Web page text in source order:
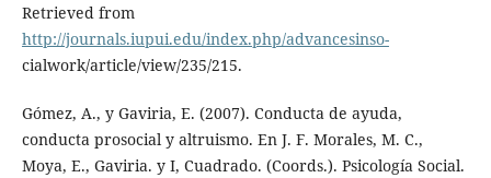
Retrieved from
http://journals.iupui.edu/index.php/advancesinso-
cialwork/article/view/235/215.
Gómez, A., y Gaviria, E. (2007). Conducta de ayuda,
conducta prosocial y altruismo. En J. F. Morales, M. C.,
Moya, E., Gaviria. y I, Cuadrado. (Coords.). Psicología Social.